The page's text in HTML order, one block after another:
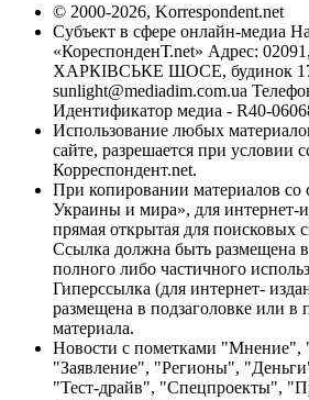
© 2000-2026, Korrespondent.net
Субъект в сфере онлайн-медиа
«КореспонденТ.net» Адрес:
ХАРКІВСЬКЕ ШОСЕ, будинок
sunlight@mediadim.com.ua
Идентификатор медиа - R40-
Использование любых
сайте, разрешается при условии
Корреспондент.net.
При копировании материалов со
Украины и мира», для интернет-
прямая открытая для поисковых
Ссылка должна быть размещена
полного либо частичного
Гиперссылка (для интернет-
размещена в подзаголовке или в
материала.
Новости с пометками "Мнение",
"Заявление", "Регионы",
"Тест-драйв", "Спецпроекты",